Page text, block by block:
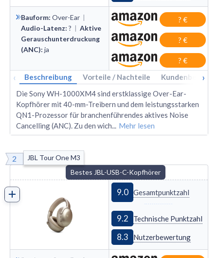
Kopfhörer:
Razer Opus
Bestes Audio-Technica-
USB-C-Kopfhörer
Audio-Technica ATH
S300bt
Bestes Jabra-USB-C-
Jabra Evolve 80
Bestes Bowers &
Wilkins-USB-C-
Kopfhörer:
Bowers & Wilkins PX7
S2e
Bestes Bang & Olufsen-
USB-C-Kopfhörer:
Bang & Olufsen Beoplay
H95
C-Kopfhörer
Bestes Sennheiser-USB-
C-Kopfhörer:
Sennheiser Momentum
Bestes Marshall-USB-C-
Kopfhörer
Marshall Monitor III
Bestes JBL-USB-C-
Kopfhörer
JBL Tour One M3
Beats Studio Pro
Bauform: Over-Ear |
Audio-Latenz: ? | Aktive
Gerauschunterdruckung
(ANC): ja
? €
? €
? €
‹ Beschreibung Vorteile / Nachteile ›
Die Sony WH-1000XM4 sind erstklassige Over-Ear-
Kopfhörer mit 40-mm-Treibern und dem leistungsstarken
QN1-Prozessor für branchenführendes aktives Noise
Cancelling (ANC). Zu den wich... Mehr lesen
2
JBL Tour One M3
Bestes JBL-USB-C-Kopfhörer
9.0 Gesamtpunktzahl
9.2 Technische Punktzahl
8.3 Nutzerbewertung